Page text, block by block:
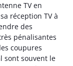
TV en
réception TV à
des
pénalisantes
coupures
sont souvent le